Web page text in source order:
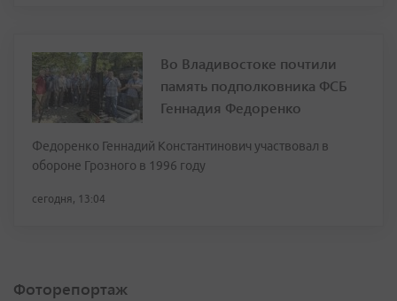
Во Владивостоке почтили
память подполковника ФСБ
Геннадия Федоренко
Федоренко Геннадий Константинович участвовал в
обороне Грозного в 1996 году
сегодня, 13:04
Фоторепортаж